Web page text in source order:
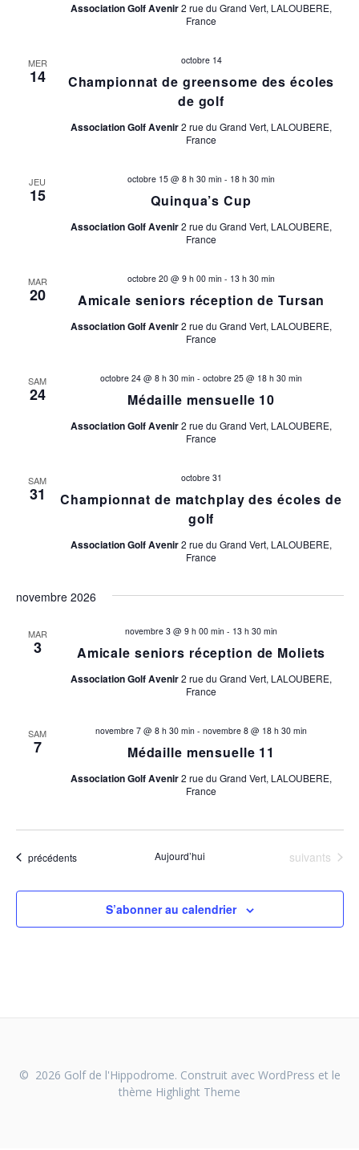
Association Golf Avenir2 rue du Grand Vert, LALOUBERE,
France
MER
14
Championnat de greensome des écoles
de golf
octobre 14
Association Golf Avenir2 rue du Grand Vert, LALOUBERE,
France
JEU
15 Quinqua’s Cup
octobre 15 @ 8 h 30 min - 18 h 30 min
Association Golf Avenir2 rue du Grand Vert, LALOUBERE,
France
MAR
20 Amicale seniors réception de Tursan
octobre 20 @ 9 h 00 min - 13 h 30 min
Association Golf Avenir2 rue du Grand Vert, LALOUBERE,
France
SAM
24 Médaille mensuelle 10
octobre 24 @ 8 h 30 min - octobre 25 @ 18 h 30 min
Association Golf Avenir2 rue du Grand Vert, LALOUBERE,
France
SAM
31
Championnat de matchplay des écoles de
golf
octobre 31
Association Golf Avenir2 rue du Grand Vert, LALOUBERE,
France
novembre 2026
MAR
3 Amicale seniors réception de Moliets
novembre 3 @ 9 h 00 min - 13 h 30 min
Association Golf Avenir2 rue du Grand Vert, LALOUBERE,
France
SAM
7 Médaille mensuelle 11
novembre 7 @ 8 h 30 min - novembre 8 @ 18 h 30 min
Association Golf Avenir2 rue du Grand Vert, LALOUBERE,
France
Évènements
précédents Aujourd’hui Évènements
suivants
S’abonner au calendrier
© 2026 Golf de l'Hippodrome. Construit avec WordPress et le
thème Highlight Theme